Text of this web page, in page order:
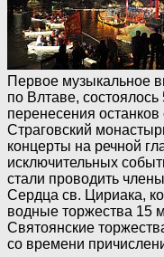
Первое музыкальное
по Влтаве,
перенесения
Страговский
концерты на речной
исключительных
стали проводить
Сердца св. Цириака,
водные торжества 15
Святоянские
со времени